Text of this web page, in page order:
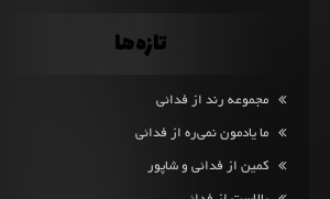
تازه‌ها
مجموعه رند از فدائی
ما یادمون نمی‌ره از فدائی
کمین از فدائی و شاپور